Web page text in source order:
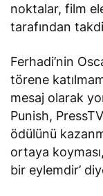
noktalar, film
tarafından
Ferhadi’nin
törene
mesaj olarak
Punish,
ödülünü
ortaya
bir eylemdir’